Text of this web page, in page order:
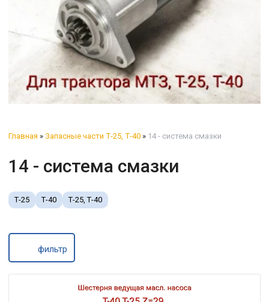
Главная » Запасные части Т-25, Т-40 » 14 - система смазки
14 - система смазки
Т-25 Т-40 Т-25, Т-40
фильтр